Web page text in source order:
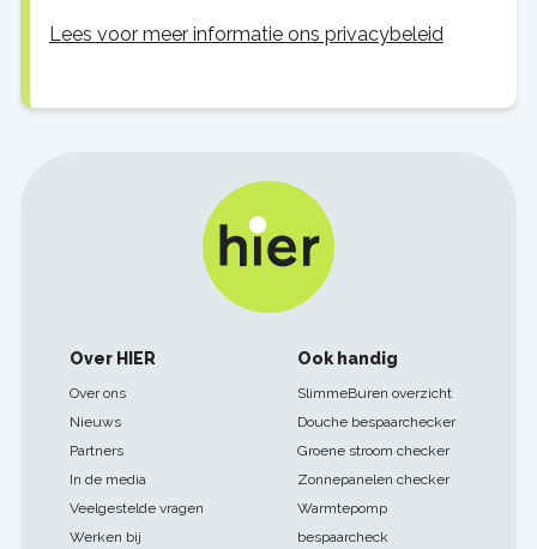
Lees voor meer informatie ons privacybeleid
Footer
navigatie
Over HIER
Over ons
Nieuws
Partners
In de media
Veelgestelde vragen
Werken bij
Ook handig
SlimmeBuren overzicht
Douche bespaarchecker
Groene stroom checker
Zonnepanelen checker
Warmtepomp
bespaarcheck